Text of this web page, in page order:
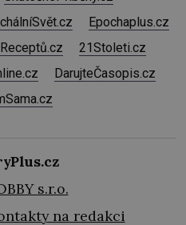
Epochaplus.cz
21Stoleti.cz
DarujteČasopis.cz
s.r.o.
na redakci